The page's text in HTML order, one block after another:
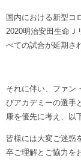
クラブ
メディア
アカデミー
席種・価格表
ニッパツシート
練習見学について
観戦ガイド
試合会場アクセス
観戦ルール・マ
クラブ概要
ヒストリー
ファン
クラブメンバー
アカデミー
国内における新型コ
2020明治安田生命Ｊ
べての試合が延期さ
それに伴い、ファン
びアカデミーの選手
康を優先に考え、以
皆様には大変ご迷惑
卒ご理解とご協力を